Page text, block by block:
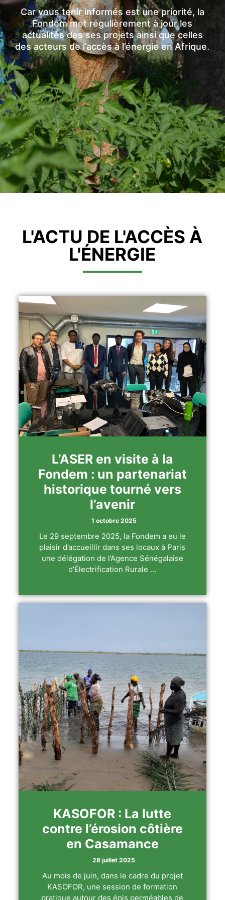
Car vous tenir informés est une priorité, la
Fondem met régulièrement à jour les
actualités des ses projets ainsi que celles
des acteurs de l’accès à l’énergie en Afrique.
L'ACTU DE L'ACCÈS À
L'ÉNERGIE
L’ASER en visite à la
Fondem : un partenariat
historique tourné vers
l’avenir
1 octobre 2025
Le 29 septembre 2025, la Fondem a eu le
plaisir d’accueillir dans ses locaux à Paris
une délégation de l’Agence Sénégalaise
d’Électrification Rurale …
KASOFOR : La lutte
contre l’érosion côtière
en Casamance
28 juillet 2025
Au mois de juin, dans le cadre du projet
KASOFOR, une session de formation
pratique autour des épis perméables de